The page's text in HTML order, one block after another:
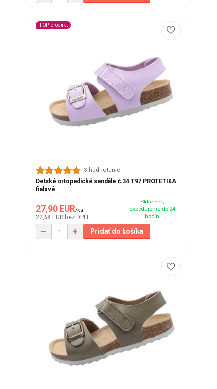
TOP produkt
3 hodnotenie
Detské ortopedické sandále č.34 T97 PROTETIKA
fialové
27,90 EUR/ks
22,68 EUR bez DPH
Skladom,
expedujeme do 24
hodín
Pridať do košíka